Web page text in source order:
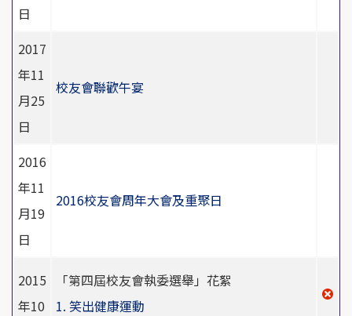
日
2017
年11
月25
日
校友會聯歡午宴
2016
年11
月19
日
2016校友會周年大會及重聚日
2015
年10
「第四屆校友會執委選舉」花絮
1. 笑出健康運動